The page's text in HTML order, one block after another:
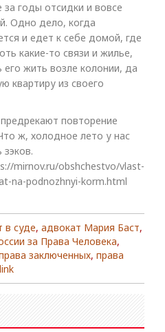
годы отсидки и вовсе
Одно дело, когда
и едет к себе домой, где
какие-то связи и жилье,
жить возле колонии, да
квартиру из своего
повторение
ж, холодное лето у нас
mirnov.ru/obshchestvo/vlast-
na-podnozhnyi-korm.html
в суде, адвокат Мария Баст,
за Права Человека,
заключенных, права